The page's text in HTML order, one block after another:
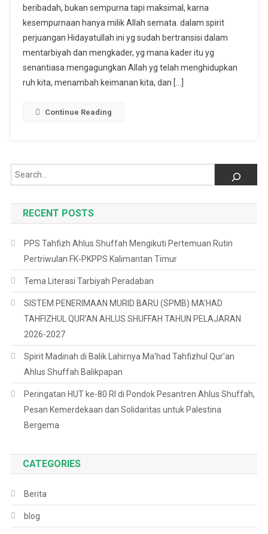
Ustadz
Husain
(Pembimbing
beribadah, bukan sempurna tapi maksimal, karna
kesempurnaan hanya milik Allah semata. dalam spirit
perjuangan Hidayatullah ini yg sudah bertransisi dalam
mentarbiyah dan mengkader, yg mana kader itu yg
senantiasa mengagungkan Allah yg telah menghidupkan
ruh kita, menambah keimanan kita, dan […]
Continue Reading
Search
RECENT POSTS
PPS Tahfizh Ahlus Shuffah Mengikuti Pertemuan Rutin
Pertriwulan FK-PKPPS Kalimantan Timur
Tema Literasi Tarbiyah Peradaban
SISTEM PENERIMAAN MURID BARU (SPMB) MA’HAD
TAHFIZHUL QUR’AN AHLUS SHUFFAH TAHUN PELAJARAN
2026-2027
Spirit Madinah di Balik Lahirnya Ma’had Tahfizhul Qur’an
Ahlus Shuffah Balikpapan
Peringatan HUT ke-80 RI di Pondok Pesantren Ahlus Shuffah,
Pesan Kemerdekaan dan Solidaritas untuk Palestina
Bergema
CATEGORIES
Berita
blog